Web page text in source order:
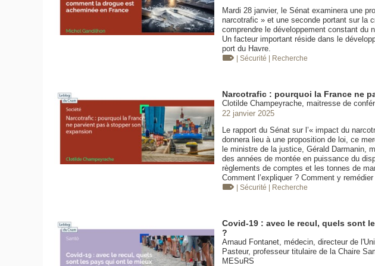
Mardi 28 janvier, le Sénat examinera une
narcotrafic » et une seconde portant sur la
comprendre le développement constant du
Un facteur important réside dans le
port du Havre.
| Sécurité | Recherche
Narcotrafic : pourquoi la France ne
Clotilde Champeyrache, maitresse de
22 janvier 2025
Le rapport du Sénat sur l’« impact du
donnera lieu à une proposition de loi, ce
le ministre de la justice, Gérald Darmanin,
des années de montée en puissance du
règlements de comptes et les tonnes de
Comment l’expliquer ? Comment y remédier
| Sécurité | Recherche
Covid-19 : avec le recul, quels sont
?
Arnaud Fontanet, médecin, directeur de
Pasteur, professeur titulaire de la Chaire
MESuRS